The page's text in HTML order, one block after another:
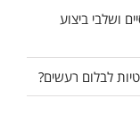
ושלבי ביצוע
לבלום רעשים?